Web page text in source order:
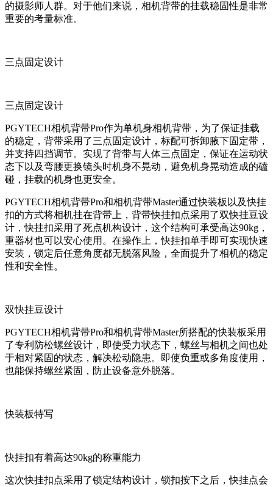
的摄影师人群。对于他们来说，相机背带的挂载稳固性是非常
重要的考量标准。
三点固定设计
三点固定设计
PGYTECH相机背带Pro作为单机身相机背带，为了保证挂载
的稳定，背带采用了三点固定设计，标配可拆卸腋下固定带，
并支持四挡调节。实现了背带与人体三点固定，保证在运动状
态下以及弯腰更换镜头时机身不晃动，避免机身晃动造成的磕
碰，挂载的机身也更安全。
PGYTECH相机背带Pro和相机背带Master通过快装板以及快挂
扣的方式将相机挂在背带上，背带快挂扣点采用了双快挂豆设
计，快挂扣采用了死点机构设计，这个结构可承受高达90kg，
重器材也可以安心使用。在操作上，快挂扣单手即可实现快速
安装，锁定后任意角度都无脱落风险，全面提升了相机的稳定
性和安全性。
双快挂豆设计
PGYTECH相机背带Pro和相机背带Master所搭配的快装板采用
了专利防松螺丝设计，即使受力状态下，螺丝与相机之间也处
于相对紧固的状态，解决松动隐患。即使负重或多角度使用，
也能保持螺丝紧固，防止设备意外脱落。
快装板特写
快挂扣有着高达90kg的称重能力
这次快挂扣点采用了锁定结构设计，锁扣按下之后，快挂点会